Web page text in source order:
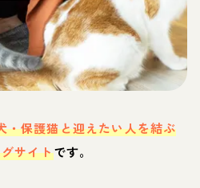
・保護猫と迎えたい人を結ぶ
サイトです。